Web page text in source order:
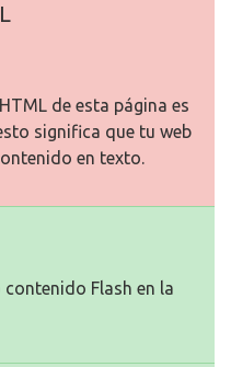
de esta página es
significa que tu web
en texto.
Flash en la